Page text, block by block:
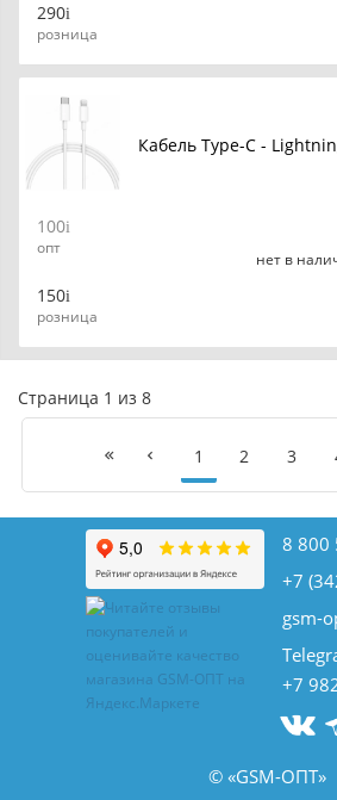
290
розница
Кабель Type-C -
100
опт
150
розница
нет в
Страница 1 из 8
1 2 3
8 800
+7
gsm-
+7
© «GSM-ОПТ»